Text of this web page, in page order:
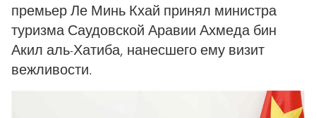
премьер Ле Минь Кхай принял министра
туризма Саудовской Аравии Ахмеда бин
Акил аль-Хатиба, нанесшего ему визит
вежливости.